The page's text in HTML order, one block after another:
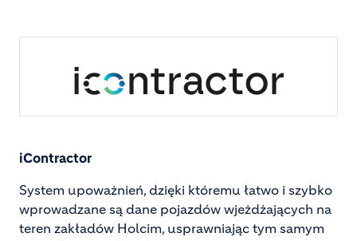
Image
iContractor
System upoważnień, dzięki któremu łatwo i szybko
wprowadzane są dane pojazdów wjeżdżających na
teren zakładów Holcim, usprawniając tym samym